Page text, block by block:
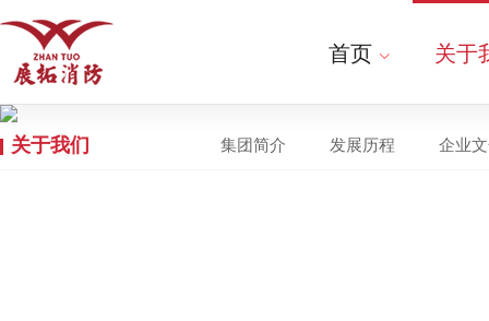
首页 关于
关于我们 集团简介 发展历程 企业